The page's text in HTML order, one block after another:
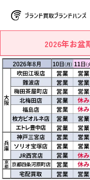
2026年お盆